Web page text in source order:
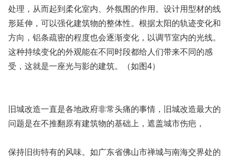
处理，从而起到柔化室内、外氛围的作用。设计用型材的线
形延伸，可以强化建筑物的整体性。根据太阳的轨迹变化和
方向，铝条疏密的程度也会逐渐变化，以调节室内的光线。
这种持续变化的外观能在不同时段都给人们带来不同的感
受，这就是一座光与影的建筑。（如图4）
旧城改造一直是各地政府非常头痛的事情，旧城改造最大的
问题是在不推翻原有建筑物的基础上，遮盖城市伤疤，
保持旧街特有的风味。如广东省佛山市禅城与南海交界处的